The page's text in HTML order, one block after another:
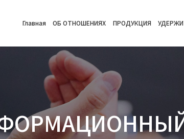
Главная ОБ ОТНОШЕНИЯХ ПРОДУКЦИЯ